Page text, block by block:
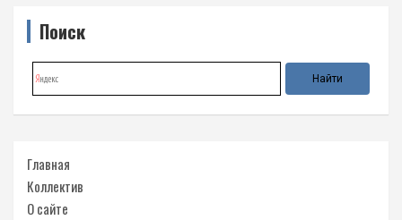
Поиск
Главная
Коллектив
О сайте